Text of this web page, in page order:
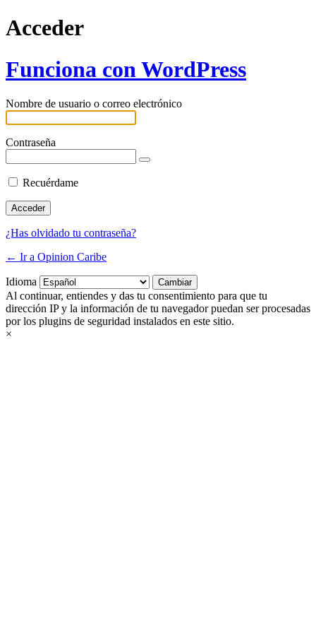
Acceder
Funciona con WordPress
Nombre de usuario o correo electrónico
Contraseña
Recuérdame
¿Has olvidado tu contraseña?
← Ir a Opinion Caribe
Idioma
Al continuar, entiendes y das tu consentimiento para que tu
dirección IP y la información de tu navegador puedan ser procesadas
por los plugins de seguridad instalados en este sitio.
×